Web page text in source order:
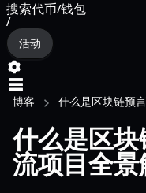
搜索代币/钱包
/
活动
博客 什么是区块链预
什么是区
流项目全